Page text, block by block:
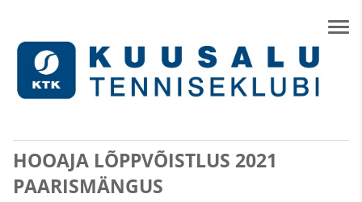
HOOAJA LÕPPVÕISTLUS 2021
PAARISMÄNGUS